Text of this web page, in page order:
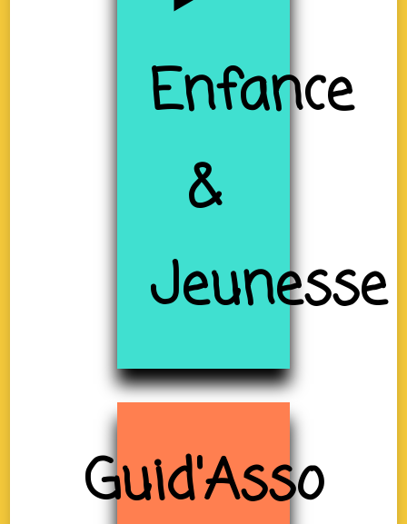
Enfance
&
Jeunesse
Guid'Asso